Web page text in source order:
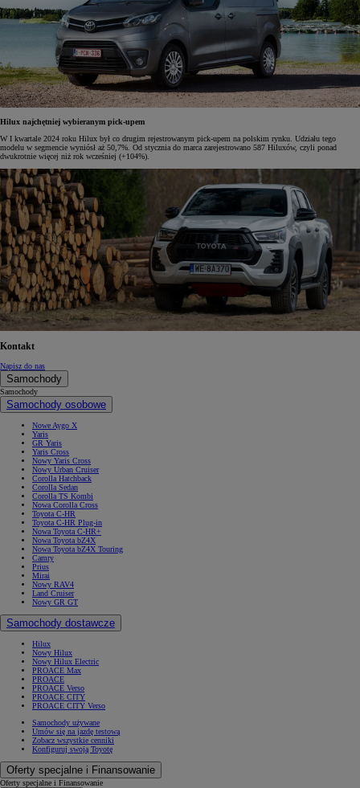
Hilux najchętniej wybieranym pick-upem
W I kwartale 2024 roku Hilux był co drugim rejestrowanym pick-upem na polskim rynku. Udziału tego
modelu w segmencie wyniósł aż 50,7%. Od stycznia do marca zarejestrowano 587 Hiluxów, czyli ponad
dwukrotnie więcej niż rok wcześniej (+104%).
Kontakt
Napisz do nas
Samochody
Samochody
Samochody osobowe
Nowe Aygo X
Yaris
GR Yaris
Yaris Cross
Nowy Yaris Cross
Nowy Urban Cruiser
Corolla Hatchback
Corolla Sedan
Corolla TS Kombi
Nowa Corolla Cross
Toyota C-HR
Toyota C-HR Plug-in
Nowa Toyota C-HR+
Nowa Toyota bZ4X
Nowa Toyota bZ4X Touring
Camry
Prius
Mirai
Nowy RAV4
Land Cruiser
Nowy GR GT
Samochody dostawcze
Hilux
Nowy Hilux
Nowy Hilux Electric
PROACE Max
PROACE
PROACE Verso
PROACE CITY
PROACE CITY Verso
Samochody używane
Umów się na jazdę testową
Zobacz wszystkie cenniki
Konfiguruj swoją Toyotę
Oferty specjalne i Finansowanie
Oferty specjalne i Finansowanie